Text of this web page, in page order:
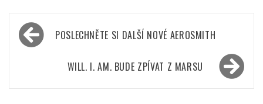
Navigace
pro
příspěvek
POSLECHNĚTE SI DALŠÍ NOVÉ AEROSMITH
WILL. I. AM. BUDE ZPÍVAT Z MARSU